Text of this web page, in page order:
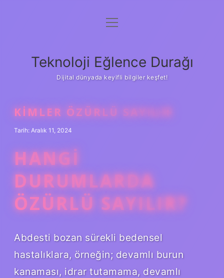
Anasayfa
Yasal Uyarı
menüyü
Teknoloji Eğlence Durağı
Dijital dünyada keyifli bilgiler keşfet!
KIMLER ÖZÜRLÜ SAYILIR
Tarih: Aralık 11, 2024
HANGI
DURUMLARDA
ÖZÜRLÜ SAYILIR?
Abdesti bozan sürekli bedensel
hastalıklara, örneğin; devamlı burun
kanaması, idrar tutamama, devamlı